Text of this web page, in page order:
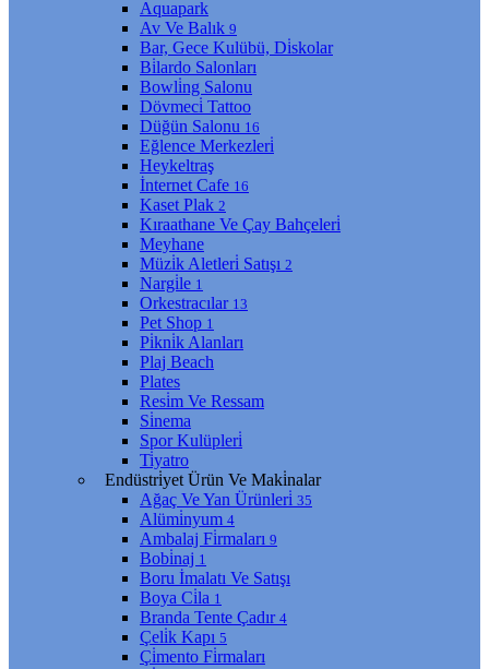
Aquapark
Av Ve Balık 9
Bar, Gece Kulübü, Di̇skolar
Bi̇lardo Salonları
Bowli̇ng Salonu
Dövmeci̇ Tattoo
Düğün Salonu 16
Eğlence Merkezleri̇
Heykeltraş
İnternet Cafe 16
Kaset Plak 2
Kıraathane Ve Çay Bahçeleri̇
Meyhane
Müzi̇k Aletleri̇ Satışı 2
Nargi̇le 1
Orkestracılar 13
Pet Shop 1
Pi̇kni̇k Alanları
Plaj Beach
Plates
Resi̇m Ve Ressam
Si̇nema
Spor Kulüpleri̇
Ti̇yatro
Endüstri̇yet Ürün Ve Maki̇nalar
Ağaç Ve Yan Ürünleri̇ 35
Alümi̇nyum 4
Ambalaj Fi̇rmaları 9
Bobi̇naj 1
Boru İmalatı Ve Satışı
Boya Ci̇la 1
Branda Tente Çadır 4
Çeli̇k Kapı 5
Çi̇mento Fi̇rmaları